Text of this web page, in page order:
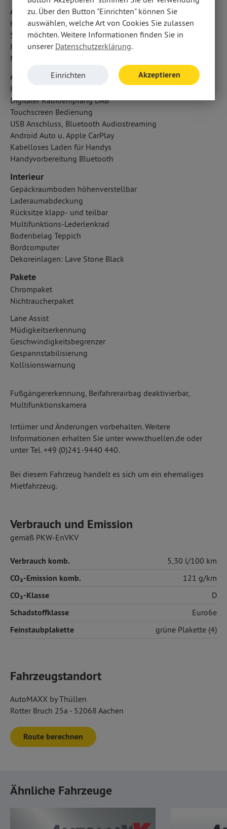
Airbags
Kopfairbag vorn und hinten
Seitenairbag vorn
Fahrer- /Beifahrerairbag
Mittelairbag
Audio & Kommunikation
Radio
Digitaler Radioempfang DAB
Touchscreen Bedienung
USB Anschluss, Bluetooth Audiostreaming
Android Auto u. Apple CarPlay
Kabelloses Laden für Handys
Handyvorbereitung Bluetooth
Interieur
Gepäckraumboden höhenverstellbar
Laderaumabdeckung
Rücksitze klapp- und teilbar
Multifunktions-Lederlenkrad
Bodenbelag Teppich
Bordcomputer
Dekoreinlagen: Lave Stone Black
Pakete
Chrompaket
Nichtraucherpaket
Lane Assist
Müdigkeitserkennung
Geschwindigkeitsbegrenzer
Gespannstabilisierung
Kollisionswarnung
Fußgängererkennung, Beifahrerairbag deaktivierbar,
Multifunktionskamera
Irrtümer und Änderungen vorbehalten. Weitere
Informationen erhalten Sie unter www.thuellen.de oder
unter Tel. +49 (0)241-9440 440.
Bei diesem Fahrzeug handelt es sich um ein ehemaliges
Mietfahrzeug.
Verbrauch und Emission
gemäß PKW-EnVKV
Verbrauch komb. 5,30 l/100 km
CO₂-Emission komb. 121 g/km
CO₂-Klasse D
Schadstoffklasse Euro6e
Feinstaubplakette grüne Plakette (4)
Fahrzeugstandort
AutoMAXX by Thüllen
Rotter Bruch 25a - 52068 Aachen
Route berechnen
Ähnliche Fahrzeuge
zu. Über den Button "Einrichten" können Sie
auswählen, welche Art von Cookies Sie zulassen
möchten. Weitere Informationen finden Sie in
unserer Datenschutzerklärung.
Einrichten Akzeptieren